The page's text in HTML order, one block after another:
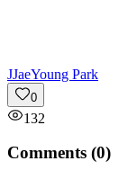
JJaeYoung Park
0
132
Comments (0)